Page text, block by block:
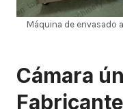
Máquina de envasado
Cámara